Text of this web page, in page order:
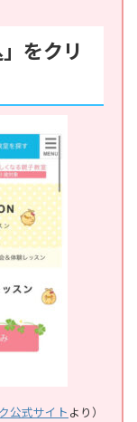
をクリ
公式サイト より）